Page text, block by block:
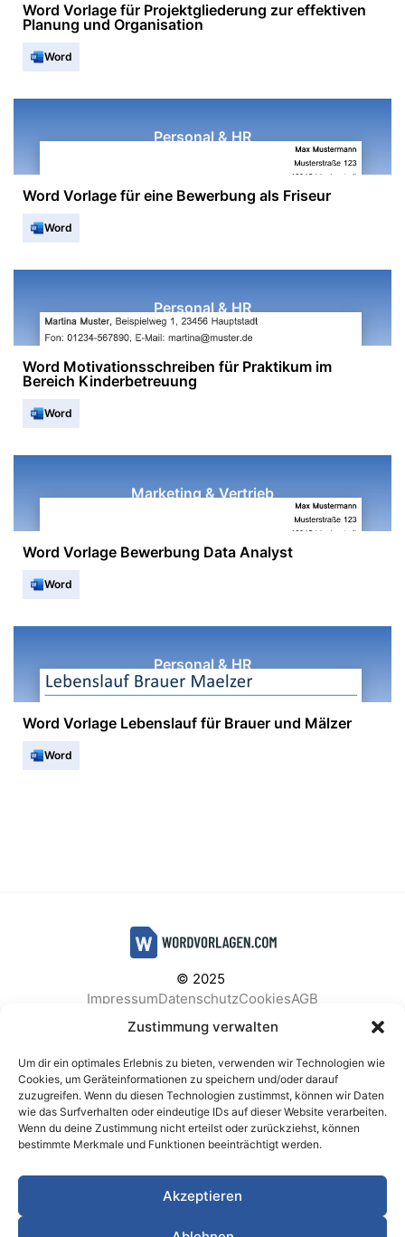
Zustimmung verwalten
Um dir ein optimales Erlebnis zu bieten, verwenden wir Technologien wie
Cookies, um Geräteinformationen zu speichern und/oder darauf
zuzugreifen. Wenn du diesen Technologien zustimmst, können wir Daten
wie das Surfverhalten oder eindeutige IDs auf dieser Website verarbeiten.
Wenn du deine Zustimmung nicht erteilst oder zurückziehst, können
bestimmte Merkmale und Funktionen beeinträchtigt werden.
Akzeptieren
Word Vorlage für Projektgliederung zur effektiven
Planung und Organisation
Word
Personal & HR
Word Vorlage für eine Bewerbung als Friseur
Word
Personal & HR
Word Motivationsschreiben für Praktikum im
Bereich Kinderbetreuung
Word
Marketing & Vertrieb
Word Vorlage Bewerbung Data Analyst
Word
Personal & HR
Word Vorlage Lebenslauf für Brauer und Mälzer
Word
© 2025
ImpressumDatenschutzCookiesAGB
Facebook
Instagram
BELIEBTE KATEGORIEN
Berichte & Analysen Business
Einkauf & Beschaffung
Gesundheit & Vorsorge